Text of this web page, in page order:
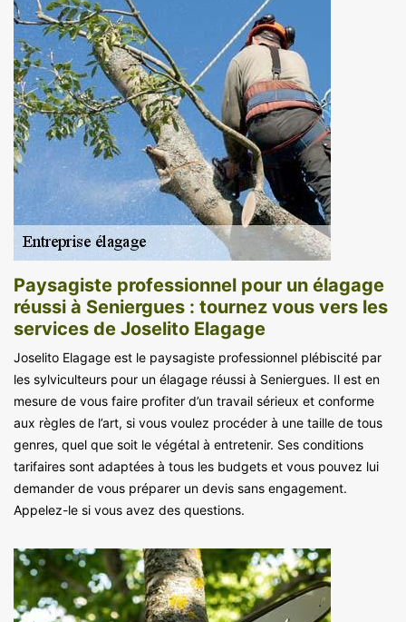
Paysagiste professionnel pour un élagage
réussi à Seniergues : tournez vous vers les
services de Joselito Elagage
Joselito Elagage est le paysagiste professionnel plébiscité par
les sylviculteurs pour un élagage réussi à Seniergues. Il est en
mesure de vous faire profiter d’un travail sérieux et conforme
aux règles de l’art, si vous voulez procéder à une taille de tous
genres, quel que soit le végétal à entretenir. Ses conditions
tarifaires sont adaptées à tous les budgets et vous pouvez lui
demander de vous préparer un devis sans engagement.
Appelez-le si vous avez des questions.